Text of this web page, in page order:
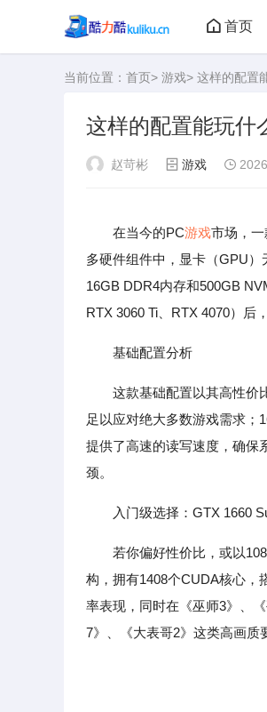
首页
大型
当前位置： 首页> 游戏> 这样的配置
这样的配置能玩什
赵苛彬 游戏
在当今的PC游戏市场，
多硬件组件中，显卡（GPU
16GB DDR4内存和500GB
RTX 3060 Ti、RTX 4070）后
基础配置分析
这款基础配置以其高性价
足以应对绝大多数游戏需求；
提供了高速的读写速度，确保
颈。
入门级选择：GTX 1660
若你偏好性价比，或以
构，拥有1408个CUDA核心，
率表现，同时在《巫师3》、
7》、《大表哥2》这类高画质